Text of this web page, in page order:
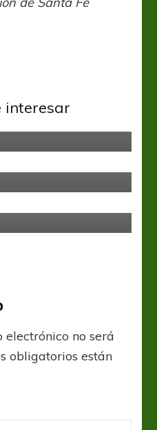
interesar
de Posiciones
electrónico no será
obligatorios están